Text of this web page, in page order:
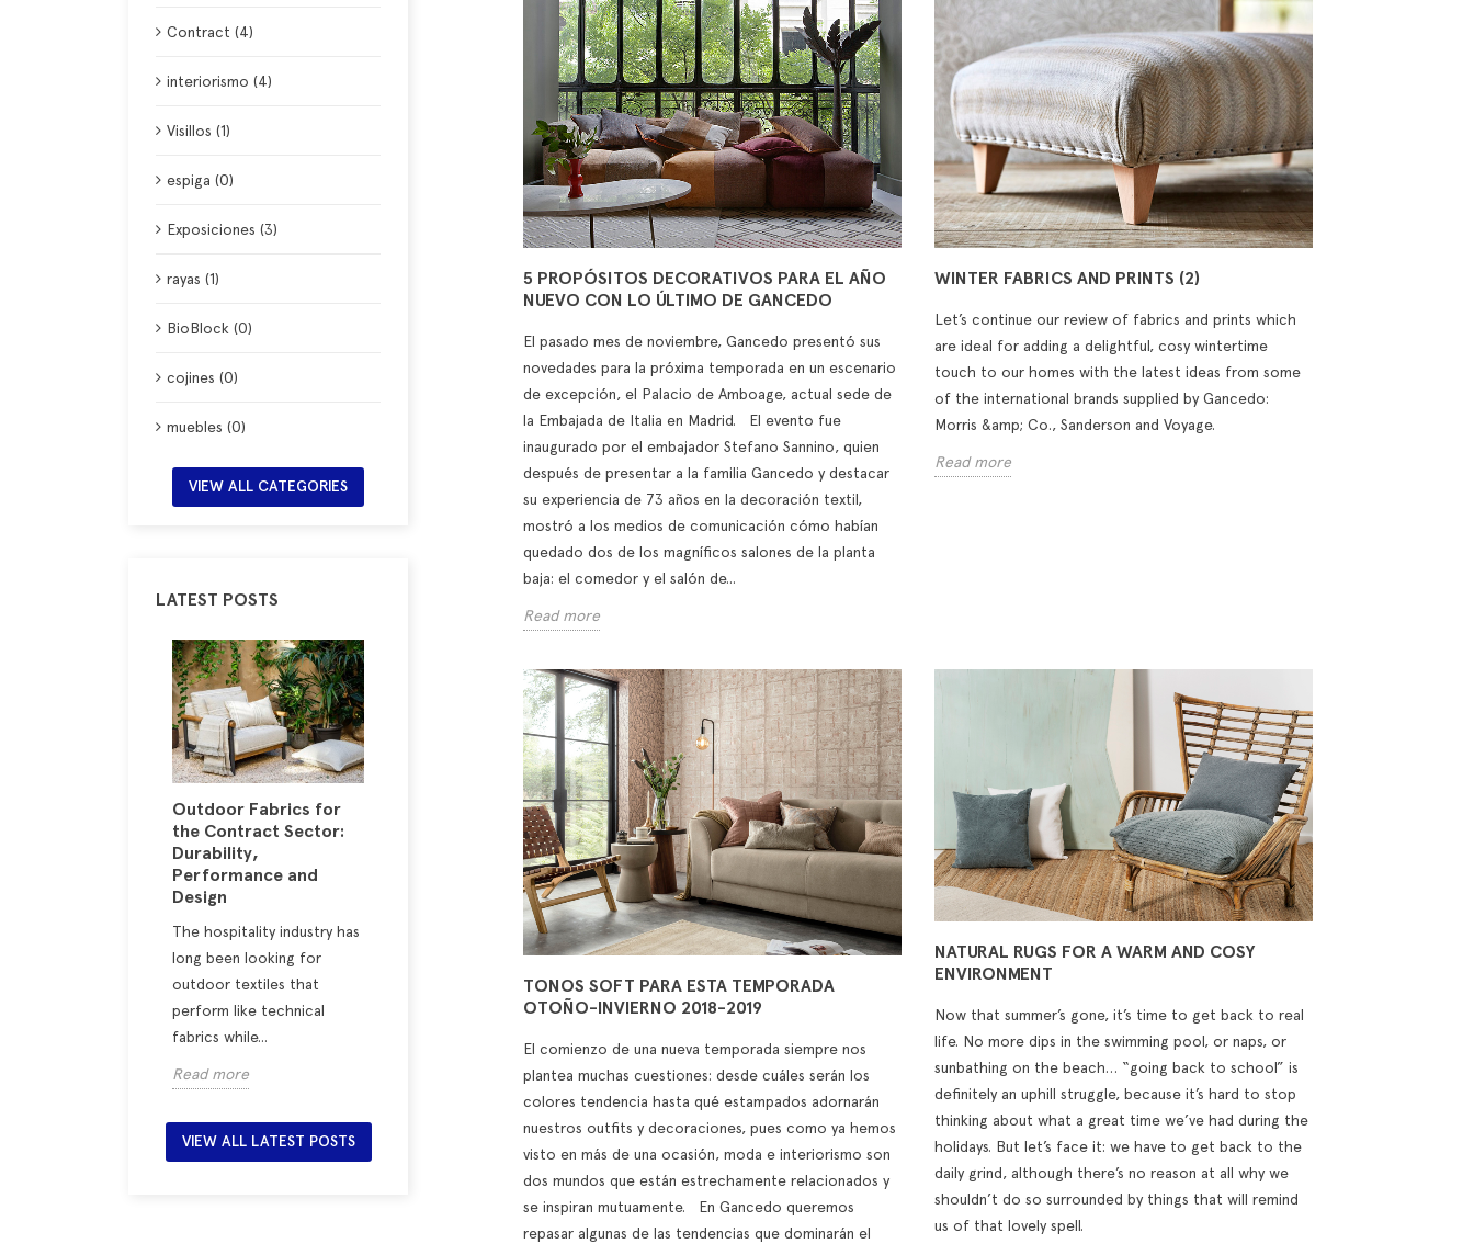
Contract (4)
interiorismo (4)
Visillos (1)
espiga (0)
Exposiciones (3)
rayas (1)
BioBlock (0)
cojines (0)
muebles (0)
VIEW ALL CATEGORIES
LATEST POSTS
Outdoor Fabrics for
the Contract Sector:
Durability,
Performance and
Design
The hospitality industry has
long been looking for
outdoor textiles that
perform like technical
fabrics while...
Read more
Combinations That
Make a Terrace Look
Elegant Today… and
Ten Years from Now
Stripes, geometric
patterns, florals, or the
winning combination of
green and blue. We present
An escape to Tuscany
without ever leaving
Madrid’s Velázquez
Street
Galán Sobrini Arquitectos
has designed Casa Dimora,
textile brand: a concept
inspired by...
Read more
Neutrals, textures, and
balance: the formula
that never fails.
Sanderson’s new Sabu
Stripes &amp; Ikats
example of how neutral
Mixing Prints (and
Getting It Right): The
Ultimate Trick for a
Stylish, Personality-
Filled Home
fabrics that work
formula for creating unique
interiors, full of...
Read more
VIEW ALL LATEST POSTS
5 PROPÓSITOS DECORATIVOS PARA EL AÑO
NUEVO CON LO ÚLTIMO DE GANCEDO
El pasado mes de noviembre, Gancedo presentó sus
novedades para la próxima temporada en un escenario
de excepción, el Palacio de Amboage, actual sede de
la Embajada de Italia en Madrid. El evento fue
inaugurado por el embajador Stefano Sannino, quien
después de presentar a la familia Gancedo y destacar
su experiencia de 73 años en la decoración textil,
mostró a los medios de comunicación cómo habían
quedado dos de los magníficos salones de la planta
baja: el comedor y el salón de...
Read more
WINTER FABRICS AND PRINTS (2)
Let’s continue our review of fabrics and prints which
are ideal for adding a delightful, cosy wintertime
touch to our homes with the latest ideas from some
of the international brands supplied by Gancedo:
Morris &amp; Co., Sanderson and Voyage.
Read more
TONOS SOFT PARA ESTA TEMPORADA
OTOÑO-INVIERNO 2018-2019
El comienzo de una nueva temporada siempre nos
plantea muchas cuestiones: desde cuáles serán los
colores tendencia hasta qué estampados adornarán
nuestros outfits y decoraciones, pues como ya hemos
visto en más de una ocasión, moda e interiorismo son
dos mundos que están estrechamente relacionados y
se inspiran mutuamente. En Gancedo queremos
repasar algunas de las tendencias que dominarán el
NATURAL RUGS FOR A WARM AND COSY
ENVIRONMENT
Now that summer’s gone, it’s time to get back to real
life. No more dips in the swimming pool, or naps, or
sunbathing on the beach… “going back to school” is
definitely an uphill struggle, because it’s hard to stop
thinking about what a great time we’ve had during the
holidays. But let’s face it: we have to get back to the
daily grind, although there’s no reason at all why we
shouldn’t do so surrounded by things that will remind
us of that lovely spell.